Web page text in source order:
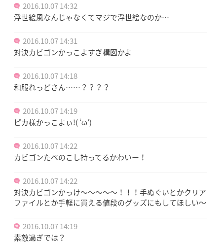
2016.10.07 14:32
浮世絵風なんじゃなくてマジで浮世絵なのか…
2016.10.07 14:31
対決カビゴンかっこよすぎ構図かよ
2016.10.07 14:18
和服れっどさん……？？？？
2016.10.07 14:19
ピカ様かっこよぃ!( ‘ω’)
2016.10.07 14:22
カビゴンたべのこし持ってるかわいー！
2016.10.07 14:22
対決カビゴンかっけ〜〜〜〜〜！！！手ぬぐいとかクリア
ファイルとか手軽に買える値段のグッズにもしてほしい〜
2016.10.07 14:19
素敵過ぎでは？